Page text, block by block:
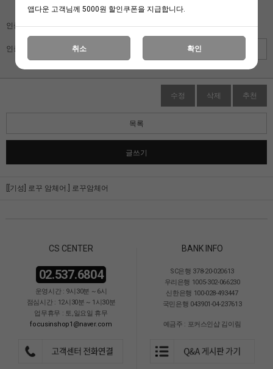
자동입력방지 프로그램
인증키 보기
인증키 입력
수정 삭제 추천
목록
글쓰기
[[기성] 로꾸 암체어.] 로꾸암체어
CS CENTER
02.537.6804
운영시간 : 9시30분 ~ 6시
점심시간 : 12시30분 ~ 1시30분
업무휴무 : 토,일요일 휴무
focusinshop1@naver.com
BANK INFO
SC은행 378-20-020613
우리은행 1005-302-066230
신한은행 100-028-493447
국민은행 043901-04-237613
예금주 : 포커스인샵 김이림
앱다운 고객님께 5000원 할인쿠폰을 지급합니다.
취소 확인